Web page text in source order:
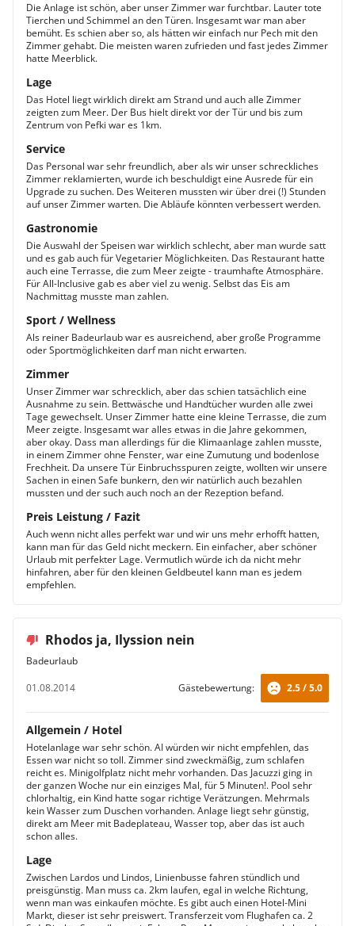
Die Anlage ist schön, aber unser Zimmer war furchtbar. Lauter tote
Tierchen und Schimmel an den Türen. Insgesamt war man aber
bemüht. Es schien aber so, als hätten wir einfach nur Pech mit den
Zimmer gehabt. Die meisten waren zufrieden und fast jedes Zimmer
hatte Meerblick.
Lage
Das Hotel liegt wirklich direkt am Strand und auch alle Zimmer
zeigten zum Meer. Der Bus hielt direkt vor der Tür und bis zum
Zentrum von Pefki war es 1km.
Service
Das Personal war sehr freundlich, aber als wir unser schreckliches
Zimmer reklamierten, wurde ich beschuldigt eine Ausrede für ein
Upgrade zu suchen. Des Weiteren mussten wir über drei (!) Stunden
auf unser Zimmer warten. Die Abläufe könnten verbessert werden.
Gastronomie
Die Auswahl der Speisen war wirklich schlecht, aber man wurde satt
und es gab auch für Vegetarier Möglichkeiten. Das Restaurant hatte
auch eine Terrasse, die zum Meer zeigte - traumhafte Atmosphäre.
Für All-Inclusive gab es aber viel zu wenig. Selbst das Eis am
Nachmittag musste man zahlen.
Sport / Wellness
Als reiner Badeurlaub war es ausreichend, aber große Programme
oder Sportmöglichkeiten darf man nicht erwarten.
Zimmer
Unser Zimmer war schrecklich, aber das schien tatsächlich eine
Ausnahme zu sein. Bettwäsche und Handtücher wurden alle zwei
Tage gewechselt. Unser Zimmer hatte eine kleine Terrasse, die zum
Meer zeigte. Insgesamt war alles etwas in die Jahre gekommen,
aber okay. Dass man allerdings für die Klimaanlage zahlen musste,
in einem Zimmer ohne Fenster, war eine Zumutung und bodenlose
Frechheit. Da unsere Tür Einbruchsspuren zeigte, wollten wir unsere
Sachen in einen Safe bunkern, den wir natürlich auch bezahlen
mussten und der such auch noch an der Rezeption befand.
Preis Leistung / Fazit
Auch wenn nicht alles perfekt war und wir uns mehr erhofft hatten,
kann man für das Geld nicht meckern. Ein einfacher, aber schöner
Urlaub mit perfekter Lage. Vermutlich würde ich da nicht mehr
hinfahren, aber für den kleinen Geldbeutel kann man es jedem
empfehlen.
Rhodos ja, Ilyssion nein
Badeurlaub
01.08.2014
Gästebewertung: 2.5 / 5.0
Allgemein / Hotel
Hotelanlage war sehr schön. AI würden wir nicht empfehlen, das
Essen war nicht so toll. Zimmer sind zweckmäßig, zum schlafen
reicht es. Minigolfplatz nicht mehr vorhanden. Das Jacuzzi ging in
der ganzen Woche nur ein einziges Mal, für 5 Minuten!. Pool sehr
chlorhaltig, ein Kind hatte sogar richtige Verätzungen. Mehrmals
kein Wasser zum Duschen vorhanden. Anlage liegt sehr günstig,
direkt am Meer mit Badeplateau, Wasser top, aber das ist auch
schon alles.
Lage
Zwischen Lardos und Lindos, Linienbusse fahren stündlich und
preisgünstig. Man muss ca. 2km laufen, egal in welche Richtung,
wenn man was einkaufen möchte. Es gibt auch einen Hotel-Mini
Markt, dieser ist sehr preiswert. Transferzeit vom Flughafen ca. 2